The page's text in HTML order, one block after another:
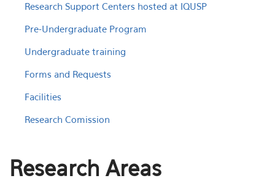
Research Support Centers hosted at IQUSP
Pre-Undergraduate Program
Undergraduate training
Forms and Requests
Facilities
Research Comission
Research Areas